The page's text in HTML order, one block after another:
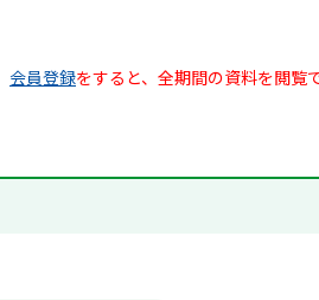
会員登録をすると、全期間の資料を閲覧